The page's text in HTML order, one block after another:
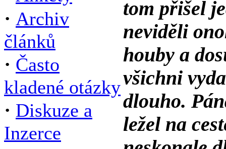
· Archiv
článků
· Často
kladené otázky
· Diskuze a
Inzerce
tom přišel
neviděli
houby a
všichni
dlouho.
ležel na